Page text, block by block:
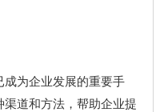
成为企业发展的重要手
道和方法，帮助企业提